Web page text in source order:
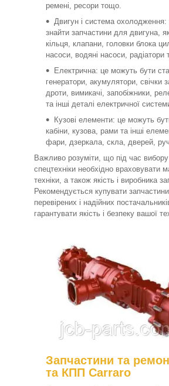
ремені, ресори тощо.
Двигун і система
знайти запчастини для двигуна,
кільця, клапани, головки блока
насоси, водяні насоси, радіатори
Електрична: це можуть бути
генератори, акумулятори, свічки
дроти, вимикачі, запобіжники,
та інші деталі електричної
Кузові елементи: це можуть
кабіни, кузова, рами та інші
фари, дзеркала, скла, дверей,
Важливо розуміти, що під час
спецтехніки необхідно враховувати
техніки, а також якість і виробника
Рекомендується купувати
перевірених і надійних
гарантувати якість і безпеку вашої
Запчастини та
та КПП Carraro